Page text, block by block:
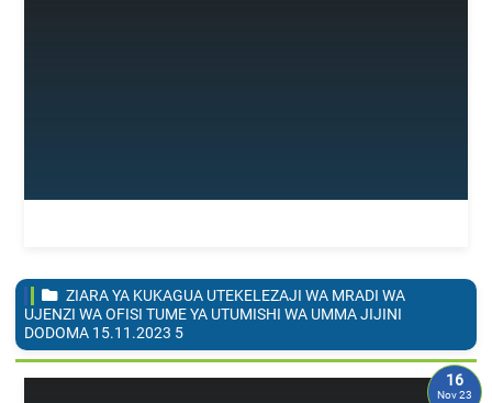
ZIARA YA KUKAGUA UTEKELEZAJI WA MRADI WA
UJENZI WA OFISI TUME YA UTUMISHI WA UMMA JIJINI
DODOMA 15.11.2023 5
16
Nov 23